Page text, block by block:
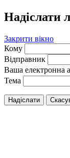
Надіслати
Закрити вікно
Кому
Відправник
Ваша електронна
Тема
Надіслати